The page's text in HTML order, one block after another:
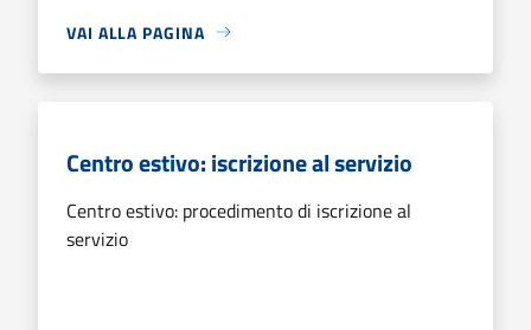
VAI ALLA PAGINA
Centro estivo: iscrizione al servizio
Centro estivo: procedimento di iscrizione al
servizio